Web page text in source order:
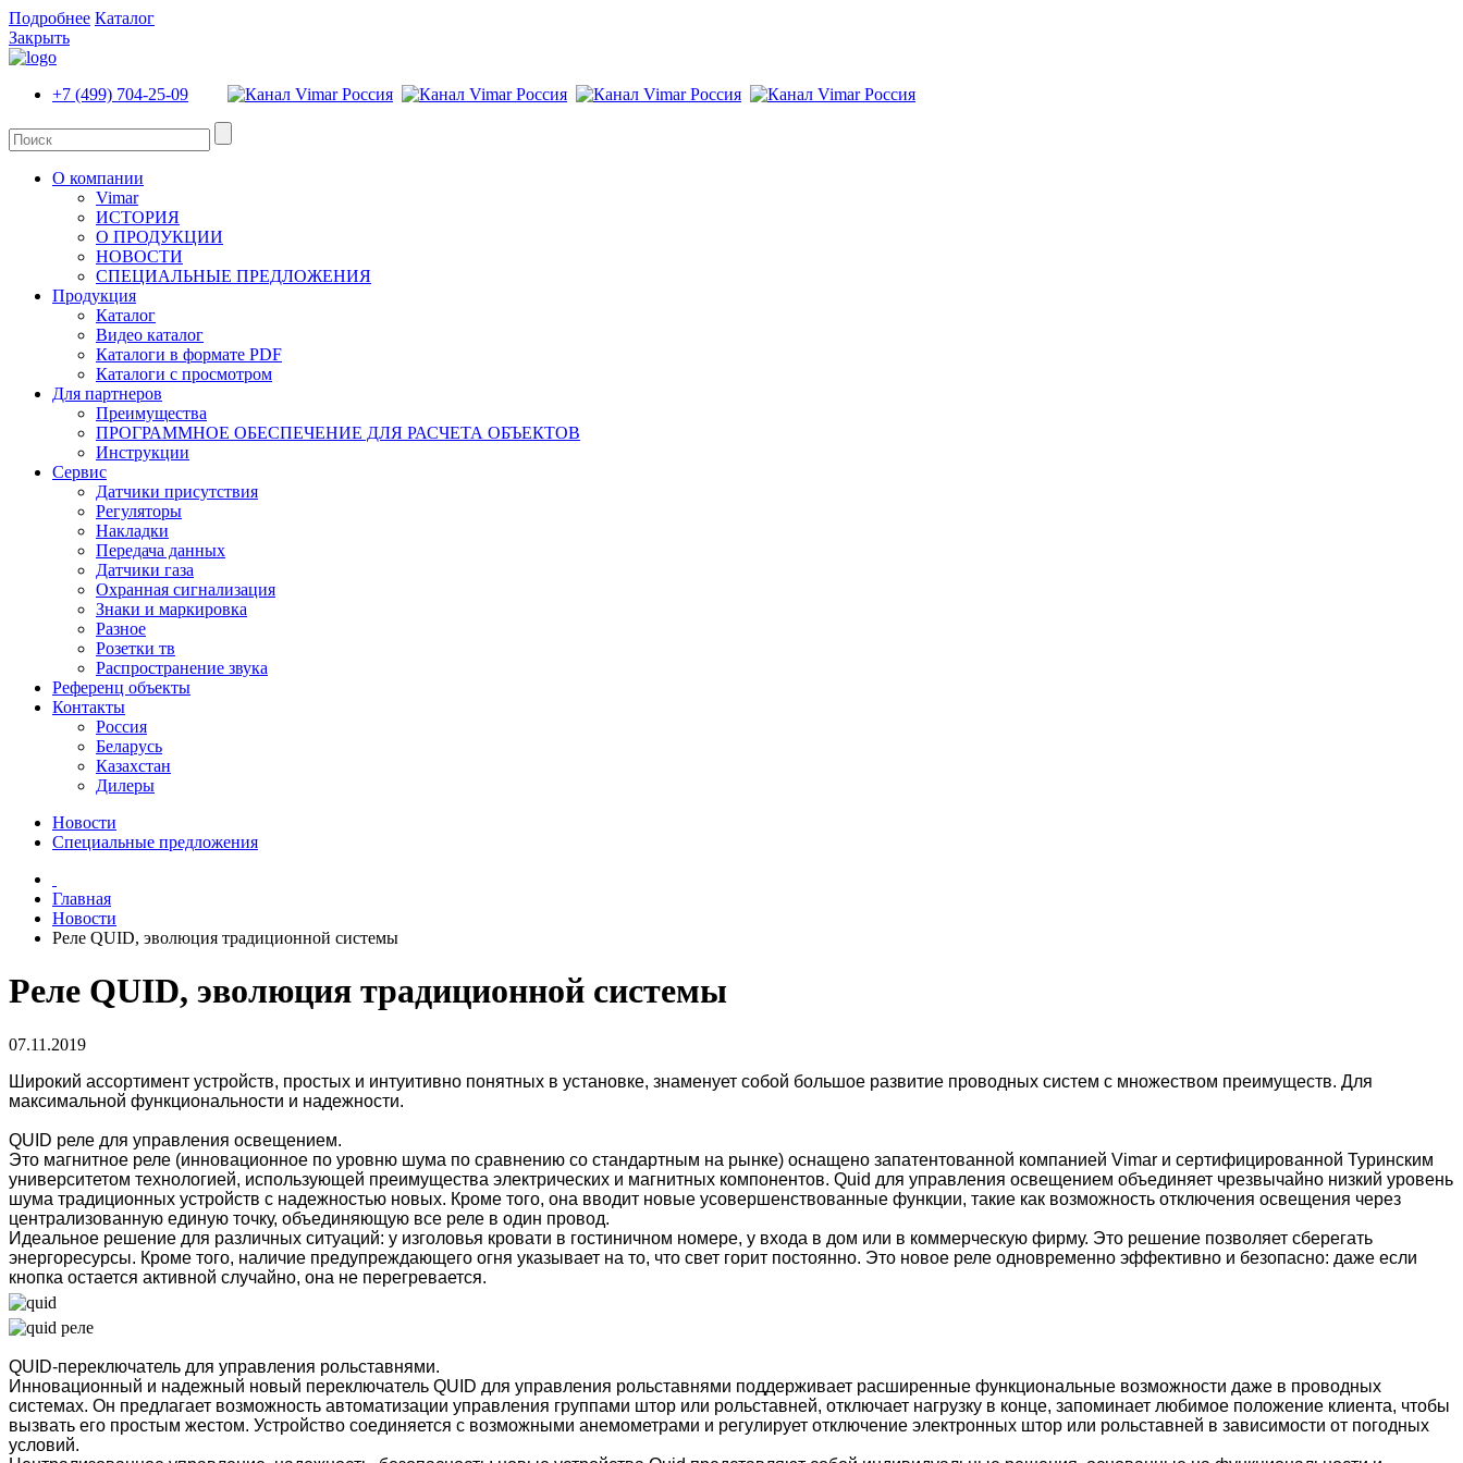
Подробнее Каталог
Закрыть
+7 (499) 704-25-09
О компании
Vimar
ИСТОРИЯ
О ПРОДУКЦИИ
НОВОСТИ
СПЕЦИАЛЬНЫЕ ПРЕДЛОЖЕНИЯ
Продукция
Каталог
Видео каталог
Каталоги в формате PDF
Каталоги с просмотром
Для партнеров
Преимущества
ПРОГРАММНОЕ ОБЕСПЕЧЕНИЕ ДЛЯ РАСЧЕТА ОБЪЕКТОВ
Инструкции
Сервис
Датчики присутствия
Регуляторы
Накладки
Передача данных
Датчики газа
Охранная сигнализация
Знаки и маркировка
Разное
Розетки тв
Распространение звука
Референц объекты
Контакты
Россия
Беларусь
Казахстан
Дилеры
Новости
Специальные предложения
Главная
Новости
Реле QUID, эволюция традиционной системы
Реле QUID, эволюция традиционной системы
07.11.2019
Широкий ассортимент устройств, простых и интуитивно понятных в установке, знаменует собой большое развитие проводных систем с множеством преимуществ. Для
максимальной функциональности и надежности.
QUID реле для управления освещением.
Это магнитное реле (инновационное по уровню шума по сравнению со стандартным на рынке) оснащено запатентованной компанией Vimar и сертифицированной Туринским
университетом технологией, использующей преимущества электрических и магнитных компонентов. Quid для управления освещением объединяет чрезвычайно низкий уровень
шума традиционных устройств с надежностью новых. Кроме того, она вводит новые усовершенствованные функции, такие как возможность отключения освещения через
централизованную единую точку, объединяющую все реле в один провод.
Идеальное решение для различных ситуаций: у изголовья кровати в гостиничном номере, у входа в дом или в коммерческую фирму. Это решение позволяет сберегать
энергоресурсы. Кроме того, наличие предупреждающего огня указывает на то, что свет горит постоянно. Это новое реле одновременно эффективно и безопасно: даже если
кнопка остается активной случайно, она не перегревается.
QUID-переключатель для управления рольставнями.
Инновационный и надежный новый переключатель QUID для управления рольставнями поддерживает расширенные функциональные возможности даже в проводных
системах. Он предлагает возможность автоматизации управления группами штор или рольставней, отключает нагрузку в конце, запоминает любимое положение клиента, чтобы
вызвать его простым жестом. Устройство соединяется с возможными анемометрами и регулирует отключение электронных штор или рольставней в зависимости от погодных
условий.